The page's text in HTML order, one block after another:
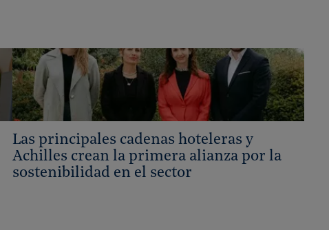
Las principales cadenas hoteleras y
Achilles crean la primera alianza por la
sostenibilidad en el sector